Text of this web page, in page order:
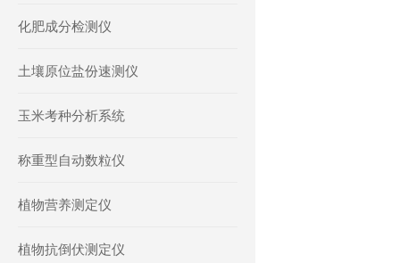
化肥成分检测仪
土壤原位盐份速测仪
玉米考种分析系统
称重型自动数粒仪
植物营养测定仪
植物抗倒伏测定仪